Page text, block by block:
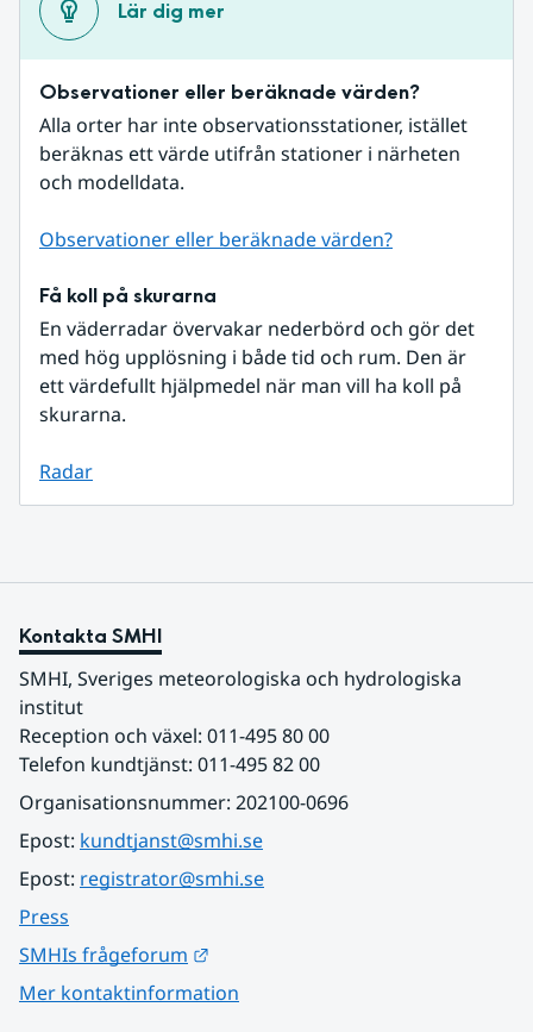
Lär dig mer
Observationer eller beräknade värden?
Alla orter har inte observationsstationer, istället
beräknas ett värde utifrån stationer i närheten
och modelldata.
Observationer eller beräknade värden?
Få koll på skurarna
En väderradar övervakar nederbörd och gör det
med hög upplösning i både tid och rum. Den är
ett värdefullt hjälpmedel när man vill ha koll på
skurarna.
Radar
Kontakta SMHI
SMHI, Sveriges meteorologiska och hydrologiska
institut
Reception och växel: 011-495 80 00
Telefon kundtjänst: 011-495 82 00
Organisationsnummer: 202100-0696
Epost: kundtjanst@smhi.se
Epost: registrator@smhi.se
Press
SMHIs frågeforum
Mer kontaktinformation